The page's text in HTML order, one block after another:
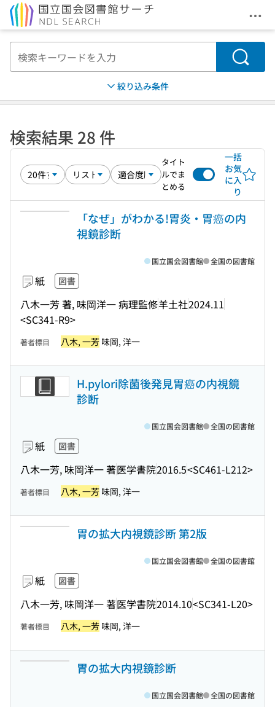
メ
検索
絞り込み条件
検索結果 28 件
タイト
ルでま
とめる
一括
お気
に入
り
「なぜ」がわかる!胃炎・胃癌の内
視鏡診断
紙 図書
八木一芳 著, 味岡洋一 病理監修羊土社2024.11
<SC341-R9>
国立国会図書館 全国の図書館
著者標目 八木, 一芳 味岡, 洋一
H.pylori除菌後発見胃癌の内視鏡
診断
紙 図書
八木一芳, 味岡洋一 著医学書院2016.5<SC461-L212>
国立国会図書館 全国の図書館
著者標目 八木, 一芳 味岡, 洋一
胃の拡大内視鏡診断 第2版
紙 図書
八木一芳, 味岡洋一 著医学書院2014.10<SC341-L20>
国立国会図書館 全国の図書館
著者標目 八木, 一芳 味岡, 洋一
胃の拡大内視鏡診断
国立国会図書館 全国の図書館